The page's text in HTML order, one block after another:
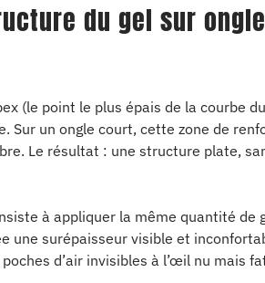
du gel sur
(le point le plus épais de la courbe
Sur un ongle court, cette zone de
Le résultat : une structure plate,
à appliquer la même quantité de
une surépaisseur visible et
d’air invisibles à l’œil nu mais